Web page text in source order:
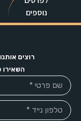
נוספים
רוצים
השאירו